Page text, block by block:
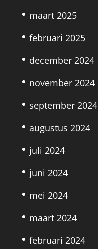
maart 2025
februari 2025
december 2024
november 2024
september 2024
augustus 2024
juli 2024
juni 2024
mei 2024
maart 2024
februari 2024